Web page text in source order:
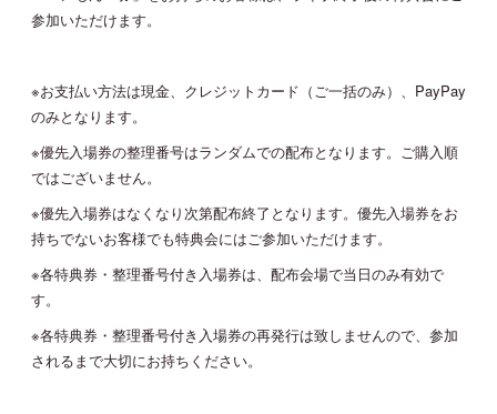
参加いただけます。
※お支払い方法は現金、クレジットカード（ご一括のみ）、PayPay
のみとなります。
※優先入場券の整理番号はランダムでの配布となります。ご購入順
ではございません。
※優先入場券はなくなり次第配布終了となります。優先入場券をお
持ちでないお客様でも特典会にはご参加いただけます。
※各特典券・整理番号付き入場券は、配布会場で当日のみ有効で
す。
※各特典券・整理番号付き入場券の再発行は致しませんので、参加
されるまで大切にお持ちください。